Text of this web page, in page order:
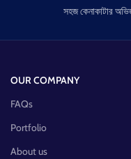
সহজ কেনাকাটার
OUR COMPANY
FAQs
Portfolio
About us